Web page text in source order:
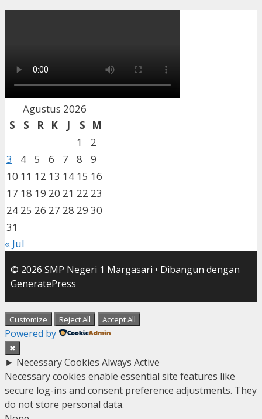
Agustus 2026
S
S R K J S
M
1
2
3
4 5 6 7 8
9
10 11 12 13 14 15 16
17 18 19 20 21 22 23
24 25 26 27 28 29 30
31
« Jul
© 2026 SMP Negeri 1 Margasari • Dibangun dengan
GeneratePress
Customize Reject All Accept All
Powered by
✖
► Necessary Cookies Always Active
Necessary cookies enable essential site features like
secure log-ins and consent preference adjustments. They
do not store personal data.